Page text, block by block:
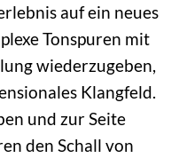
auf ein neues
Tonspuren mit
wiederzugeben,
Klangfeld.
und zur Seite
den Schall von